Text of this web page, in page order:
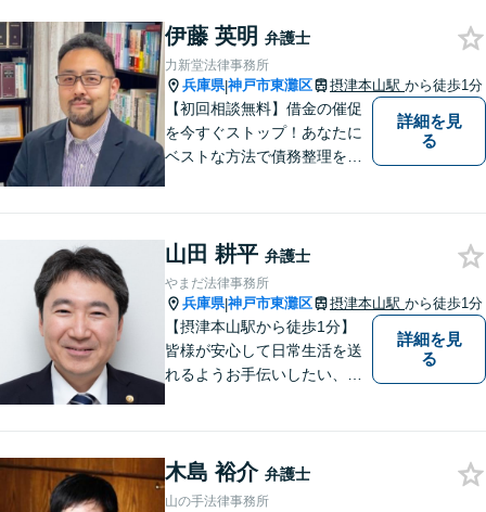
伊藤 英明 弁護士
力新堂法律事務所
兵庫県|神戸市東灘区 摂津本山駅 から徒歩1分
【初回相談無料】借金の催促
を今すぐストップ！あなたに
ベストな方法で債務整理をサ
イエンスの博士号も保有）と
交渉経験が豊富な弁護士
詳細を見
る
山田 耕平 弁護士
やまだ法律事務所
兵庫県|神戸市東灘区 摂津本山駅 から徒歩1分
【摂津本山駅から徒歩1分】
皆様が安心して日常生活を送
れるようお手伝いしたい、皆
たら、お気軽にご相談くださ
い。
詳細を見
る
木島 裕介 弁護士
山の手法律事務所